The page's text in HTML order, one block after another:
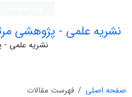
نشریه علمی - پژوهشی
نشریه علمی -
صفحه اصلی
فهرست مقالات